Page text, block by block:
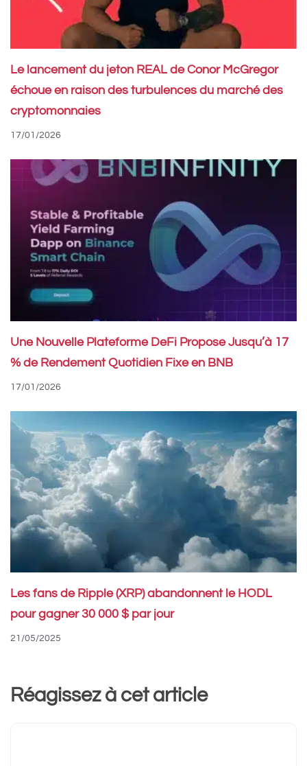
Le lancement du jeton REAL de Conor McGregor
échoue en raison des turbulences du marché des
cryptomonnaies
17/01/2026
Une Nouvelle Plateforme DeFi Propose Jusqu’à 17
% de Rendement Quotidien Fixe en BNB
17/01/2026
Les fans de Ripple (XRP) abandonnent le HODL
pour gagner 30 000 $ par jour
21/05/2025
Réagissez à cet article